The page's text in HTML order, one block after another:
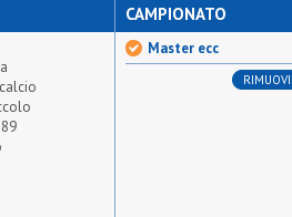
CAMPIONATO
Master ecc
RIMUOVI